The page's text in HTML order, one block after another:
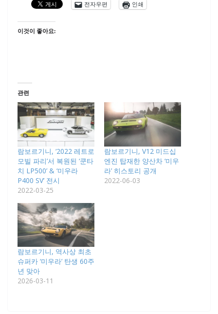
전자우편 인쇄
이것이 좋아요:
관련
람보르기니, ‘2022 레트로
모빌 파리’서 복원된 ‘쿤타
치 LP500’ & ‘미우라
P400 SV’ 전시
2022-03-25
람보르기니, V12 미드십
엔진 탑재한 양산차 ‘미우
라’ 히스토리 공개
2022-06-03
람보르기니, 역사상 최초
슈퍼카 ‘미우라’ 탄생 60주
년 맞아
2026-03-11